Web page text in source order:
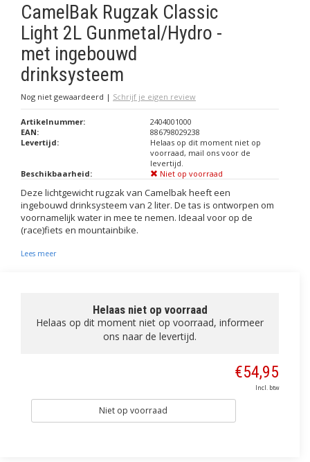
CamelBak Rugzak Classic
Light 2L Gunmetal/Hydro -
met ingebouwd
drinksysteem
Nog niet gewaardeerd | Schrijf je eigen review
Artikelnummer:
2404001000
EAN:
886798029238
Levertijd:
Helaas op dit moment niet op
voorraad, mail ons voor de
levertijd.
Beschikbaarheid:
Niet op voorraad
Deze lichtgewicht rugzak van Camelbak heeft een
ingebouwd drinksysteem van 2 liter. De tas is ontworpen om
voornamelijk water in mee te nemen. Ideaal voor op de
(race)fiets en mountainbike.
Lees meer
Helaas niet op voorraad
Helaas op dit moment niet op voorraad, informeer
ons naar de levertijd.
€54,95
Incl. btw
Niet op voorraad